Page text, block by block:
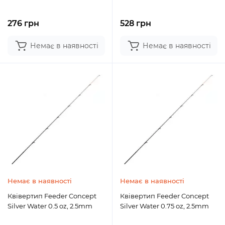
276 грн
Немає в наявності
528 грн
Немає в наявності
Немає в наявності
Квівертип Feeder Concept
Silver Water 0.5 oz, 2.5mm
Немає в наявності
Квівертип Feeder Concept
Silver Water 0.75 oz, 2.5mm